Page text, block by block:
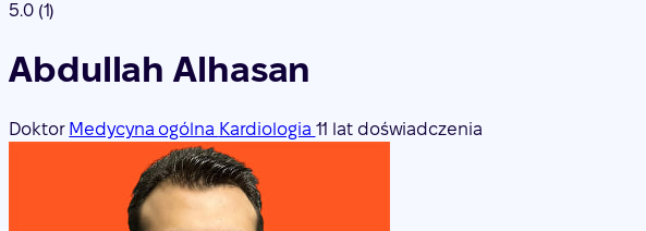
5.0 (1)
Abdullah Alhasan
Doktor Medycyna ogólna Kardiologia 11 lat doświadczenia